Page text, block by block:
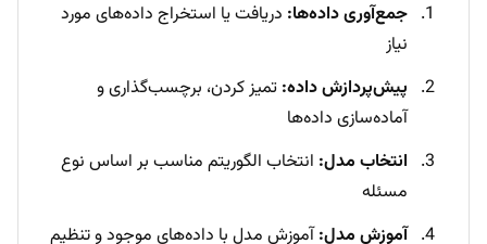
جمع‌آوری داده‌ها: دریافت یا استخراج داده‌های مورد
نیاز
پیش‌پردازش داده: تمیز کردن، برچسب‌گذاری و
آماده‌سازی داده‌ها
انتخاب مدل: انتخاب الگوریتم مناسب بر اساس نوع
مسئله
آموزش مدل:آموزش مدل با داده‌های موجود و تنظیم